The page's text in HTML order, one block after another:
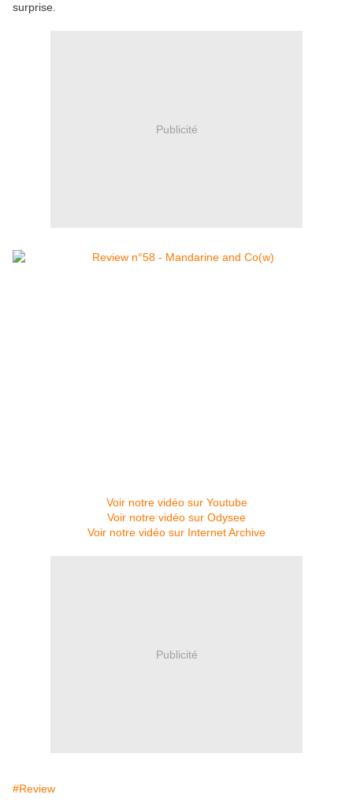
surprise.
Publicité
Voir notre vidéo sur Youtube
Voir notre vidéo sur Odysee
Voir notre vidéo sur Internet Archive
Publicité
#Review